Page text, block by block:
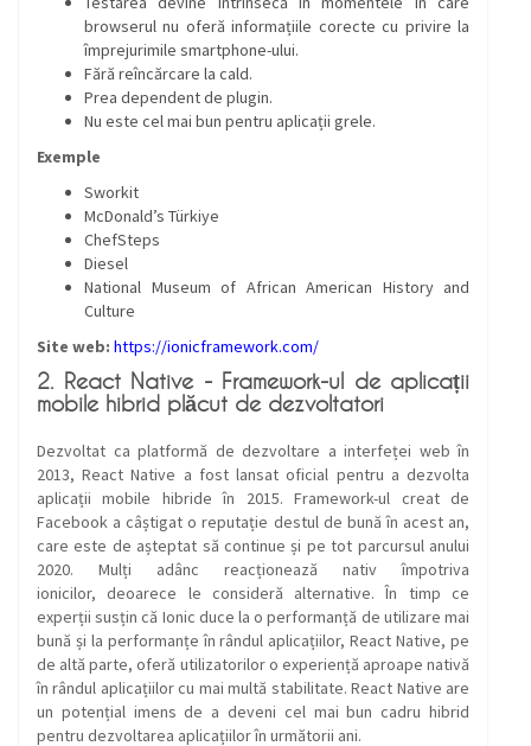
browserul nu oferă informațiile corecte cu privire la
împrejurimile smartphone-ului.
Fără reîncărcare la cald.
Prea dependent de plugin.
Nu este cel mai bun pentru aplicații grele.
Exemple
Sworkit
McDonald’s Türkiye
ChefSteps
Diesel
National Museum of African American History and
Culture
Site web: https://ionicframework.com/
2. React Native - Framework-ul de aplicații
mobile hibrid plăcut de dezvoltatori
Dezvoltat ca platformă de dezvoltare a interfeței web în
2013, React Native a fost lansat oficial pentru a dezvolta
aplicații mobile hibride în 2015. Framework-ul creat de
Facebook a câștigat o reputație destul de bună în acest an,
care este de așteptat să continue și pe tot parcursul anului
2020. Mulți adânc reacționează nativ împotriva
ionicilor, deoarece le consideră alternative. În timp ce
experții susțin că Ionic duce la o performanță de utilizare mai
bună și la performanțe în rândul aplicațiilor, React Native, pe
de altă parte, oferă utilizatorilor o experiență aproape nativă
în rândul aplicațiilor cu mai multă stabilitate. React Native are
un potențial imens de a deveni cel mai bun cadru hibrid
pentru dezvoltarea aplicațiilor în următorii ani.